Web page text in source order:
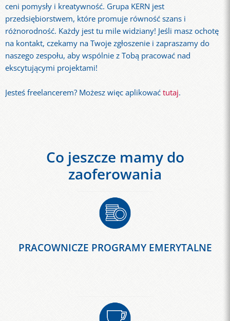
ceni pomysły i kreatywność. Grupa KERN jest
przedsiębiorstwem, które promuje równość szans i
różnorodność. Każdy jest tu mile widziany! Jeśli masz ochotę
na kontakt, czekamy na Twoje zgłoszenie i zapraszamy do
naszego zespołu, aby wspólnie z Tobą pracować nad
ekscytującymi projektami!
Jesteś freelancerem? Możesz więc aplikowaćtutaj.
Co jeszcze mamy do
zaoferowania
PRACOWNICZE PROGRAMY EMERYTALNE